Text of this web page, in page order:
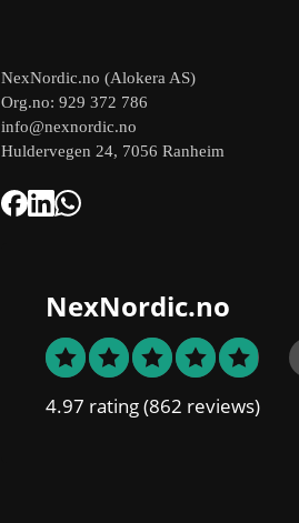
NexNordic.no (Alokera AS)
Org.no: 929 372 786
info@nexnordic.no
Huldervegen 24, 7056 Ranheim
NexNordic.no
4.97 rating(862 reviews)